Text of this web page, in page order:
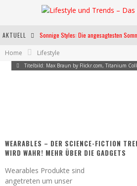
AKTUELL
Home Lifestyle
Titelbild: Max Braun by Flickr.com, Titanium
WEARABLES – DER SCIENCE-FICTION
WIRD WAHR! MEHR ÜBER DIE GADGETS
Wearables Produkte sind
angetreten um unser